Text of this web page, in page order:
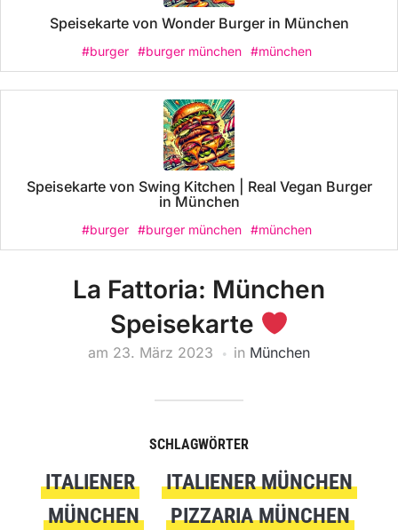
Speisekarte von Wonder Burger in München
#burger #burger münchen #münchen
Speisekarte von Swing Kitchen | Real Vegan Burger
in München
#burger #burger münchen #münchen
La Fattoria: München
Speisekarte
am 23. März 2023 in München
SCHLAGWÖRTER
ITALIENER
ITALIENER MÜNCHEN
MÜNCHEN
PIZZARIA MÜNCHEN